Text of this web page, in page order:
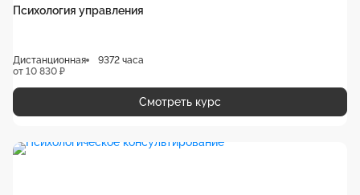
Психология управления
Дистанционная
9372 часа
от 10 830 ₽
Смотреть курс